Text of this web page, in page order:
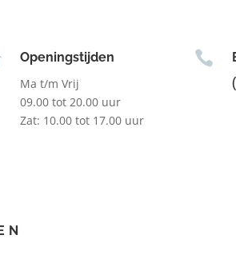
Openingstijden
Ma t/m Vrij
09.00 tot 20.00 uur
Zat: 10.00 tot 17.00 uur
